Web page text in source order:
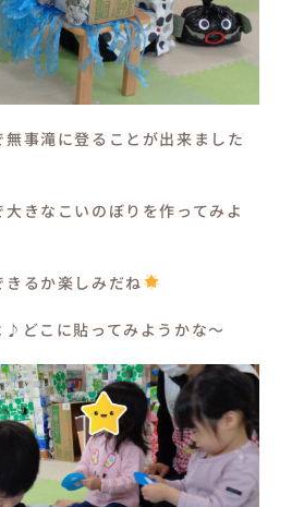
事滝に登ることが出来ました
きなこいのぼりを作ってみよ
るか楽しみだね
♪どこに貼ってみようかな～